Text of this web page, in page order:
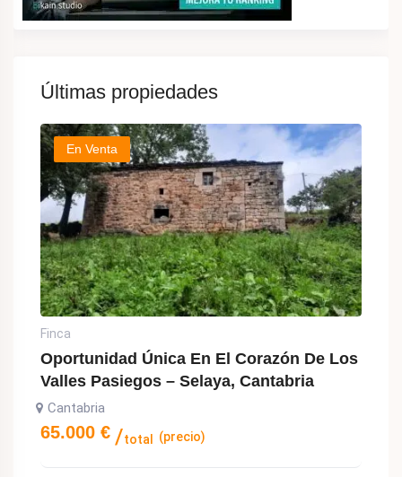
Últimas propiedades
En Venta
Finca
Oportunidad Única En El Corazón De Los
Valles Pasiegos – Selaya, Cantabria
Cantabria
65.000 € total (precio)